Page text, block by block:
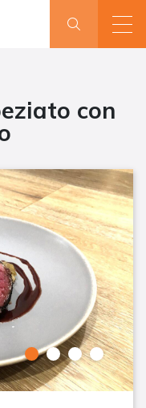
con